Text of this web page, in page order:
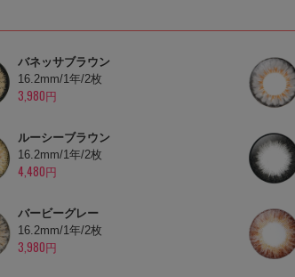
バネッサブラウン
16.2mm/1年/2枚
3,980円
ルーシーブラウン
16.2mm/1年/2枚
4,480円
バービーグレー
16.2mm/1年/2枚
3,980円